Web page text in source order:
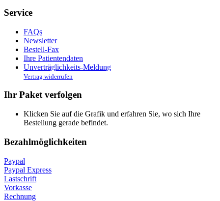
Service
FAQs
Newsletter
Bestell-Fax
Ihre Patientendaten
Unverträglichkeits-Meldung
Vertrag widerrufen
Ihr Paket verfolgen
Klicken Sie auf die Grafik und erfahren Sie, wo sich Ihre
Bestellung gerade befindet.
Bezahlmöglichkeiten
Paypal
Paypal Express
Lastschrift
Vorkasse
Rechnung